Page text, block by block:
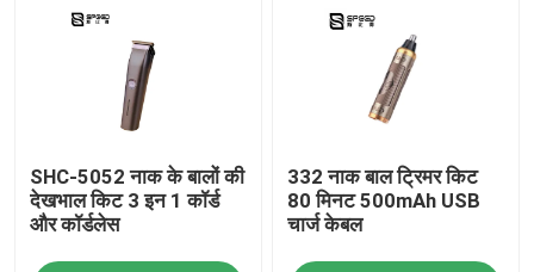
SHC-5052 नाक के बालों की
देखभाल किट 3 इन 1 कॉर्ड
और कॉर्डलेस
332 नाक बाल ट्रिमर किट
80 मिनट 500mAh USB
चार्ज केबल